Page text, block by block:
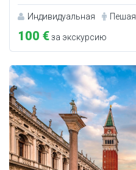
Индивидуальная Пешая
100 €за экскурсию